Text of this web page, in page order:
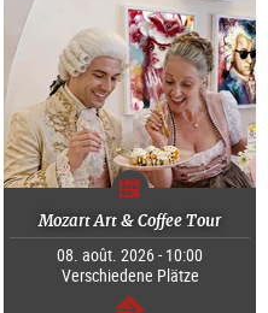
Mozart Art & Coffee Tour
08. août. 2026 - 10:00
Verschiedene Plätze